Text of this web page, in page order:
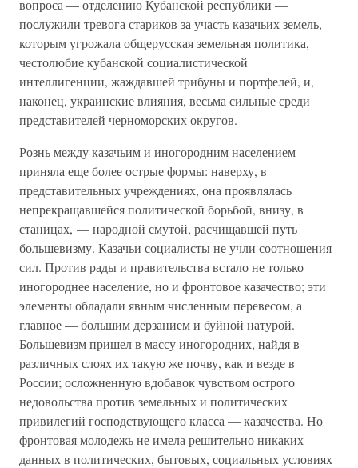
вопроса — отделению Кубанской республики —
послужили тревога стариков за участь казачьих земель,
которым угрожала общерусская земельная политика,
честолюбие кубанской социалистической
интеллигенции, жаждавшей трибуны и портфелей, и,
наконец, украинские влияния, весьма сильные среди
представителей черноморских округов.
Рознь между казачьим и иногородним населением
приняла еще более острые формы: наверху, в
представительных учреждениях, она проявлялась
непрекращавшейся политической борьбой, внизу, в
станицах, — народной смутой, расчищавшей путь
большевизму. Казачьи социалисты не учли соотношения
сил. Против рады и правительства встало не только
иногороднее население, но и фронтовое казачество; эти
элементы обладали явным численным перевесом, а
главное — большим дерзанием и буйной натурой.
Большевизм пришел в массу иногородних, найдя в
различных слоях их такую же почву, как и везде в
России; осложненную вдобавок чувством острого
недовольства против земельных и политических
привилегий господствующего класса — казачества. Но
фронтовая молодежь не имела решительно никаких
данных в политических, бытовых, социальных условиях